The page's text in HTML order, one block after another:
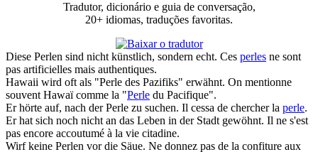
Tradutor, dicionário e guia de conversação,
20+ idiomas, traduções favoritas.
Diese Perlen sind nicht künstlich, sondern echt. Ces perles ne sont
pas artificielles mais authentiques.
Hawaii wird oft als "Perle des Pazifiks" erwähnt. On mentionne
souvent Hawaï comme la "Perle du Pacifique".
Er hörte auf, nach derPerle zu suchen. Il cessa de chercher la perle.
Er hatsich noch nicht an das Leben in der Stadt gewöhnt. Il ne s'est
pas encore accoutumé à la vie citadine.
Wirf keine Perlen vor die Säue. Ne donnez pas de la confiture aux